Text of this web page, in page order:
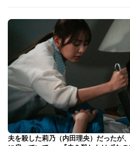
夫を殺した莉乃（内田理央）だったが